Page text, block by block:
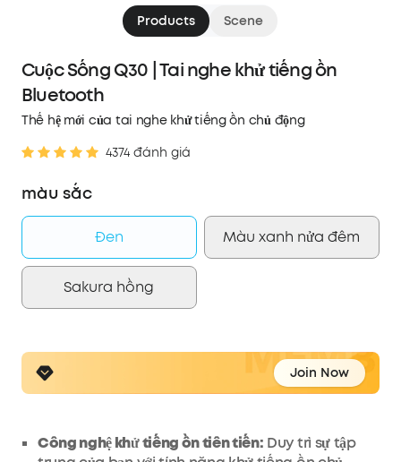
Products Scene
Cuộc Sống Q30 | Tai nghe khử tiếng ồn
Bluetooth
Thế hệ mới của tai nghe khử tiếng ồn chủ động
4374 đánh giá
màu sắc
Đen Màu xanh nửa đêm
Sakura hồng
Join Now
Công nghệ khử tiếng ồn tiên tiến: Duy trì sự tập